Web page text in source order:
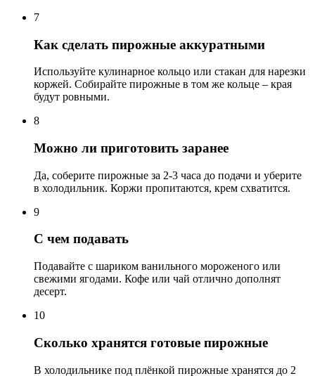
7
Как сделать пирожные аккуратными
Используйте кулинарное кольцо или стакан для нарезки
коржей. Собирайте пирожные в том же кольце – края
будут ровными.
8
Можно ли приготовить заранее
Да, соберите пирожные за 2-3 часа до подачи и уберите
в холодильник. Коржи пропитаются, крем схватится.
9
С чем подавать
Подавайте с шариком ванильного мороженого или
свежими ягодами. Кофе или чай отлично дополнят
десерт.
10
Сколько хранятся готовые пирожные
В холодильнике под плёнкой пирожные хранятся до 2